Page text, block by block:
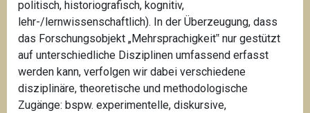
a
t
i
o
n
politisch, historiografisch, kognitiv,
lehr-/lernwissenschaftlich). In der Überzeugung, dass
das Forschungsobjekt „Mehrsprachigkeit‟ nur gestützt
auf unterschiedliche Disziplinen umfassend erfasst
werden kann, verfolgen wir dabei verschiedene
disziplinäre, theoretische und methodologische
Zugänge: bspw. experimentelle, diskursive,